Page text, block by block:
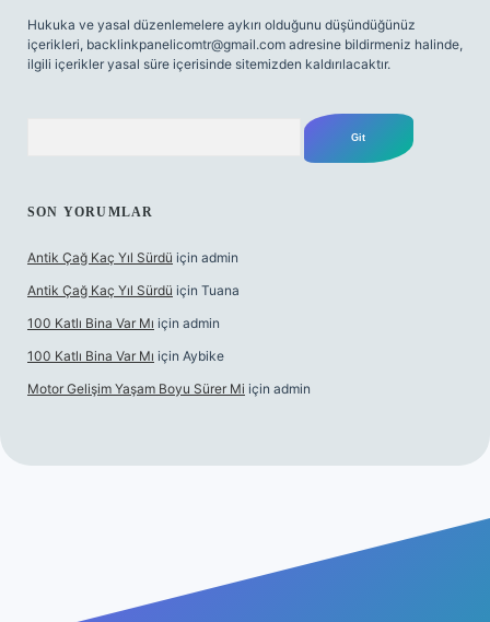
Hukuka ve yasal düzenlemelere aykırı olduğunu düşündüğünüz
içerikleri, backlinkpanelicomtr@gmail.com adresine bildirmeniz halinde,
ilgili içerikler yasal süre içerisinde sitemizden kaldırılacaktır.
SON YORUMLAR
Antik Çağ Kaç Yıl Sürdü için admin
Antik Çağ Kaç Yıl Sürdü için Tuana
100 Katlı Bina Var Mı için admin
100 Katlı Bina Var Mı için Aybike
Motor Gelişim Yaşam Boyu Sürer Mi için admin